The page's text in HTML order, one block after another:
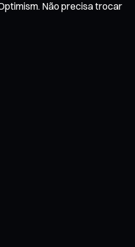
Não precisa trocar